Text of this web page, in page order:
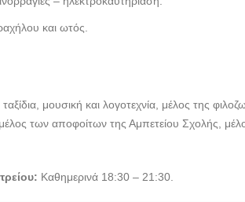
και ωτός.
μουσική και λογοτεχνία, μέλος της
των αποφοίτων της Αμπετείου Σχολής,
Καθημερινά 18:30 – 21:30.